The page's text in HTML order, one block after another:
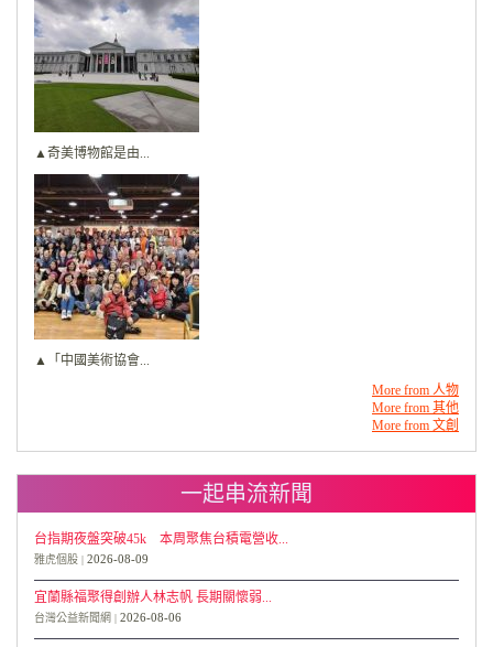
▲奇美博物館是由...
▲「中國美術協會...
More from 人物
More from 其他
More from 文創
一起串流新聞
台指期夜盤突破45k 本周聚焦台積電營收...
雅虎個股 2026-08-09
宜蘭縣福聚得創辦人林志帆 長期關懷弱...
台灣公益新聞網 2026-08-06